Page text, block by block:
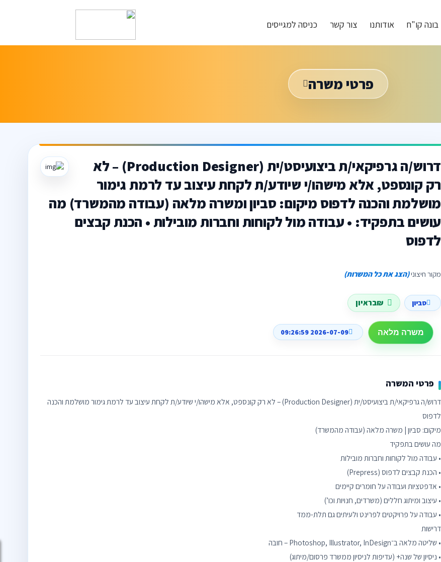
בונה קו"ח אודותנו צור קשר כניסה למגייסים
פרטי משרה
דרוש/ה גרפיקאי/ת ביצועיסט/ית (Production Designer) – לא
רק קונספט, אלא מישהו/י שיודע/ת לקחת עיצוב עד לרמת גימור
מושלמת והכנה לדפוס מיקום: סביון ומשרה מלאה (עבודה מהמשרד) מה
עושים בתפקיד: • עבודה מול לקוחות וחברות מובילות • הכנת קבצים
לדפוס
מקור חיצוני(הצג את כל המשרות)
סביון ₪בראיון
משרה מלאה 2026-07-09 09:26:59
פרטי המשרה
דרוש/ה גרפיקאי/ת ביצועיסט/ית (Production Designer) – לא רק קונספט, אלא מישהו/י שיודע/ת לקחת עיצוב עד לרמת גימור מושלמת והכנה
לדפוס
מיקום: סביון | משרה מלאה (עבודה מהמשרד)
• עבודה מול לקוחות וחברות מובילות
• הכנת קבצים לדפוס (Prepress)
• אדפטציות ועבודה על חומרים קיימים
• עיצוב ומיתוג חללים (משרדים, חנויות וכו’)
דרישות
• שליטה מלאה ב־Photoshop, Illustrator, InDesign – חובה
• ניסיון של שנה+ (עדיפות לניסיון ממשרד פרסום/מיתוג)